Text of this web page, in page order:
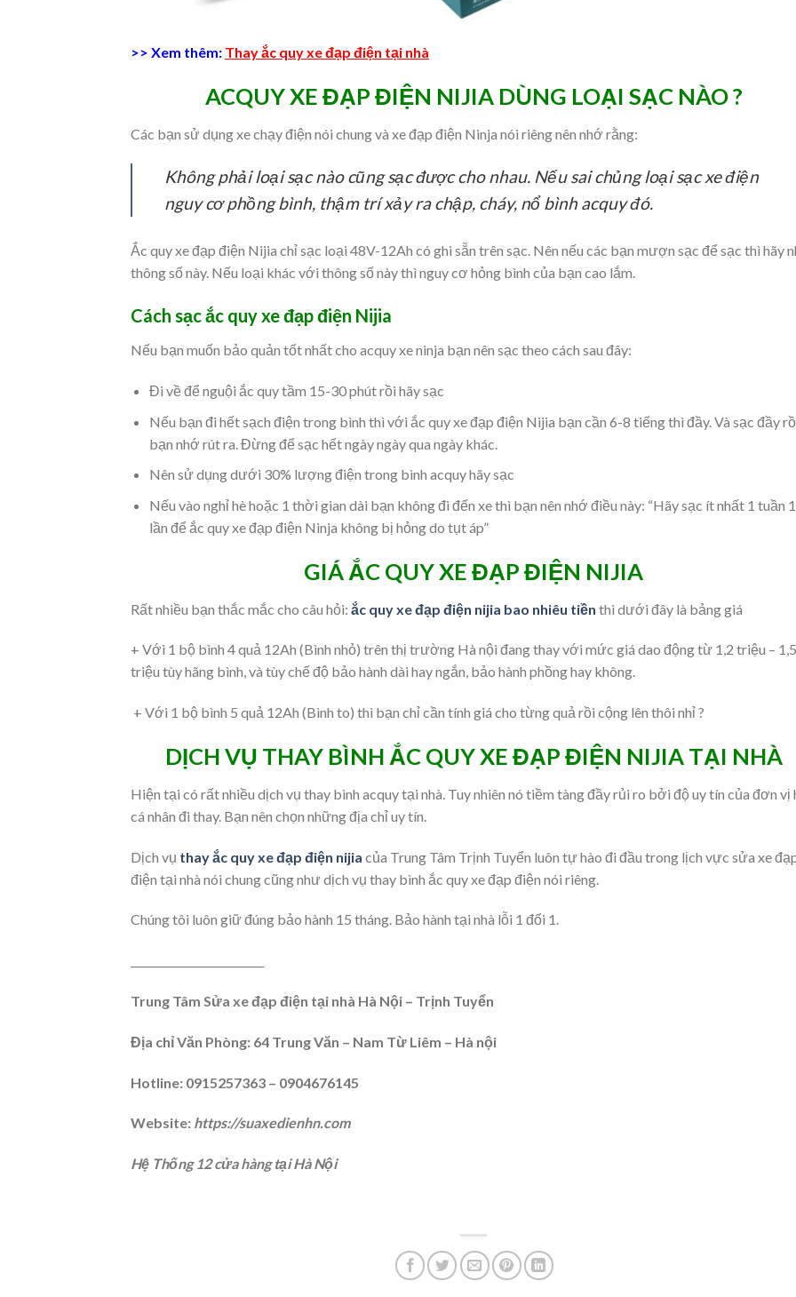
>> Xem thêm: Thay ắc quy xe đạp điện tại nhà
ACQUY XE ĐẠP ĐIỆN NIJIA DÙNG LOẠI SẠC NÀO ?
Các bạn sử dụng xe chạy điện nói chung và xe đạp điện Ninja nói riêng nên nhớ rằng:
Không phải loại sạc nào cũng sạc được cho nhau. Nếu sai chủng loại sạc xe điện
nguy cơ phồng bình, thậm trí xảy ra chập, cháy, nổ bình acquy đó.
Ắc quy xe đạp điện Nijia chỉ sạc loại 48V-12Ah có ghi sẵn trên sạc. Nên nếu các bạn mượn sạc để sạc thì hãy
thông số này. Nếu loại khác với thông số này thì nguy cơ hỏng bình của bạn cao lắm.
Cách sạc ắc quy xe đạp điện Nijia
Nếu bạn muốn bảo quản tốt nhất cho acquy xe ninja bạn nên sạc theo cách sau đây:
Đi về để nguội ắc quy tầm 15-30 phút rồi hãy sạc
Nếu bạn đi hết sạch điện trong bình thì với ắc quy xe đạp điện Nijia bạn cần 6-8 tiếng thì đầy. Và sạc đầy
bạn nhớ rút ra. Đừng để sạc hết ngày ngày qua ngày khác.
Nên sử dụng dưới 30% lượng điện trong bình acquy hãy sạc
Nếu vào nghỉ hè hoặc 1 thời gian dài bạn không đi đến xe thì bạn nên nhớ điều này: “Hãy sạc ít nhất 1 tuần 1
lần để ắc quy xe đạp điện Ninja không bị hỏng do tụt áp”
GIÁ ẮC QUY XE ĐẠP ĐIỆN NIJIA
Rất nhiều bạn thắc mắc cho câu hỏi: ắc quy xe đạp điện nijia bao nhiêu tiền thì dưới đây là bảng giá
+ Với 1 bộ bình 4 quả 12Ah (Bình nhỏ) trên thị trường Hà nội đang thay với mức giá dao động từ 1,2 triệu – 1,5
triệu tùy hãng bình, và tùy chế độ bảo hành dài hay ngắn, bảo hành phồng hay không.
+ Với 1 bộ bình 5 quả 12Ah (Bình to) thì bạn chỉ cần tính giá cho từng quả rồi cộng lên thôi nhỉ ?
DỊCH VỤ THAY BÌNH ẮC QUY XE ĐẠP ĐIỆN NIJIA TẠI NHÀ
Hiện tại có rất nhiều dịch vụ thay bình acquy tại nhà. Tuy nhiên nó tiềm tàng đầy rủi ro bởi độ uy tín của đơn vị
cá nhân đi thay. Bạn nên chọn những địa chỉ uy tín.
Dịch vụ thay ắc quy xe đạp điện nijia của Trung Tâm Trịnh Tuyển luôn tự hào đi đầu trong lịch vực sửa xe
điện tại nhà nói chung cũng như dịch vụ thay bình ắc quy xe đạp điện nói riêng.
Chúng tôi luôn giữ đúng bảo hành 15 tháng. Bảo hành tại nhà lỗi 1 đổi 1.
Trung Tâm Sửa xe đạp điện tại nhà Hà Nội – Trịnh Tuyển
Địa chỉ Văn Phòng: 64 Trung Văn – Nam Từ Liêm – Hà nội
Hotline: 0915257363 – 0904676145
Website: https://suaxedienhn.com
Hệ Thống 12 cửa hàng tại Hà Nội